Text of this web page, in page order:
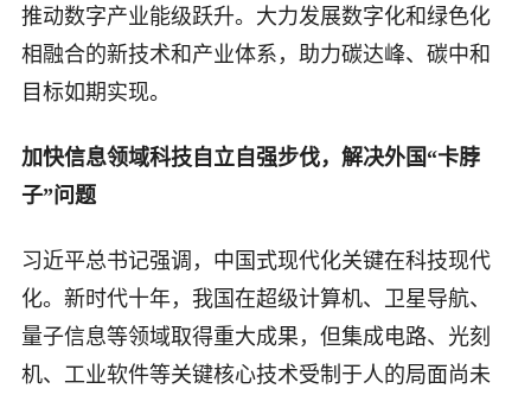
推动数字产业能级跃升。大力发展数字化和绿色化
相融合的新技术和产业体系，助力碳达峰、碳中和
目标如期实现。
加快信息领域科技自立自强步伐，解决外国“卡脖
子”问题
习近平总书记强调，中国式现代化关键在科技现代
化。新时代十年，我国在超级计算机、卫星导航、
量子信息等领域取得重大成果，但集成电路、光刻
机、工业软件等关键核心技术受制于人的局面尚未